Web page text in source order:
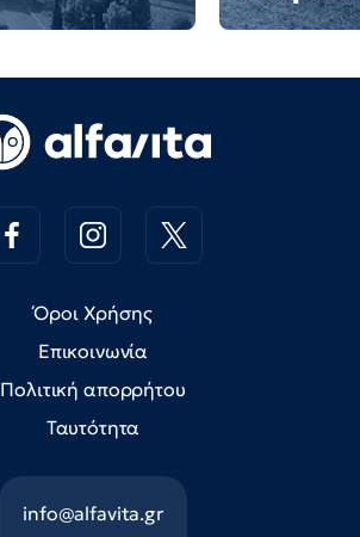
Όροι Χρήσης
Επικοινωνία
Πολιτική απορρήτου
Ταυτότητα
info@alfavita.gr